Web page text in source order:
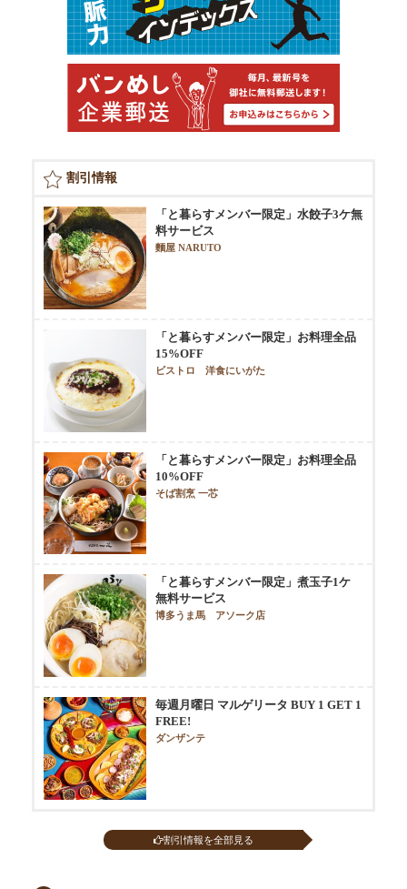
割引情報
「と暮らすメンバー限定」水餃子3ケ無
料サービス
麵屋 NARUTO
「と暮らすメンバー限定」お料理全品
15%OFF
ビストロ 洋食にいがた
「と暮らすメンバー限定」お料理全品
10%OFF
そば割烹 一芯
「と暮らすメンバー限定」煮玉子1ケ
無料サービス
博多うま馬 アソーク店
毎週月曜日 マルゲリータ BUY 1 GET 1
FREE!
ダンザンテ
割引情報を全部見る